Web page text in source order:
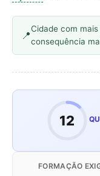
Cidade com
consequência
12
FORMAÇÃO